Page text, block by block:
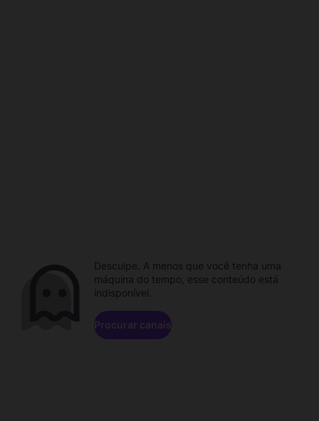
Desculpe. A menos que você tenha uma
máquina do tempo, esse conteúdo está
indisponível.
Procurar canais